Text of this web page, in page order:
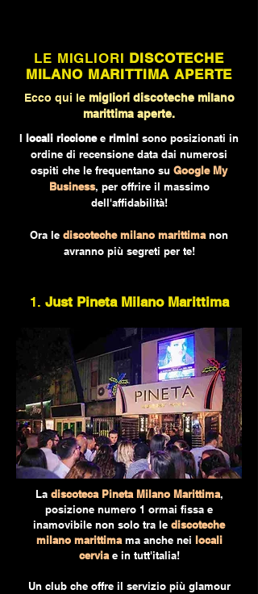
LE MIGLIORI DISCOTECHE
MILANO MARITTIMA APERTE
Ecco qui le migliori discoteche milano
marittima aperte.
I locali riccionee rimini sono posizionati in
ordine di recensione data dai numerosi
ospiti che le frequentano su Google My
Business, per offrire il massimo
dell'affidabilità!
Ora le discoteche milano marittima non
avranno più segreti per te!
1. Just Pineta Milano Marittima
La discoteca Pineta Milano Marittima,
posizione numero 1 ormai fissa e
inamovibile non solo tra le discoteche
milano marittimama anche nei locali
cerviae in tutt'italia!
Un club che offre il servizio più glamour